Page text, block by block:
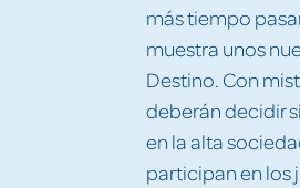
más tiempo
muestra unos
Destino. Con
deberán decidir
en la alta
participan en los